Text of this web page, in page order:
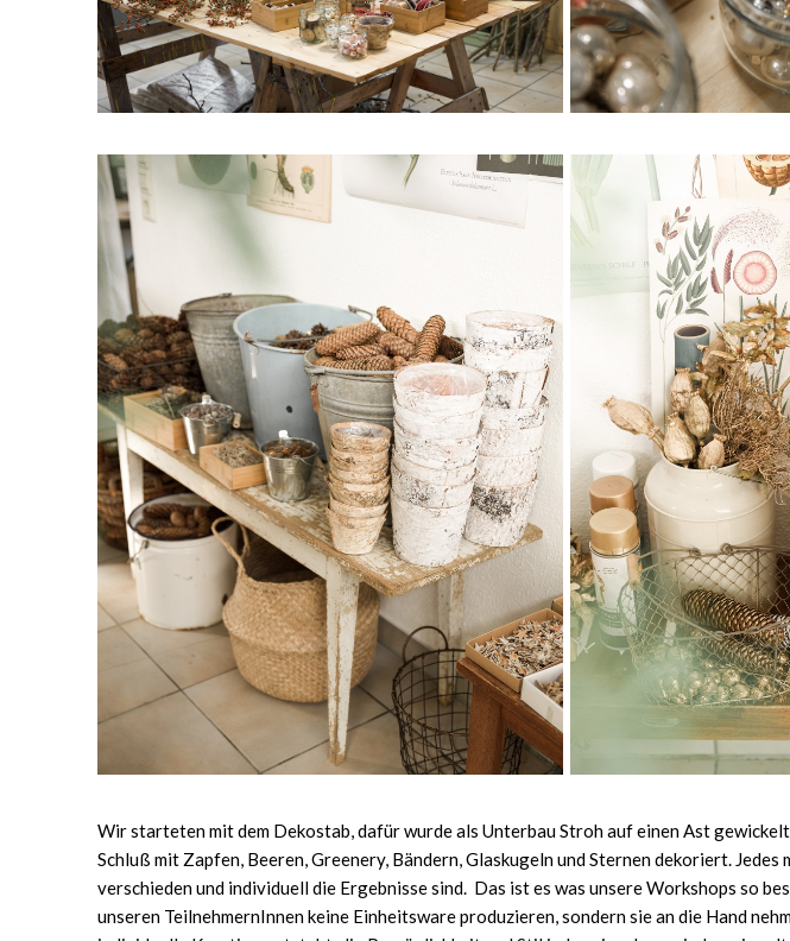
Wir starteten mit dem Dekostab, dafür wurde als Unterbau Stroh auf einen Ast
Schluß mit Zapfen, Beeren, Greenery, Bändern, Glaskugeln und Sternen dekoriert. Jedes
verschieden und individuell die Ergebnisse sind. Das ist es was unsere Workshops so
unseren TeilnehmernInnen keine Einheitsware produzieren, sondern sie an die Hand